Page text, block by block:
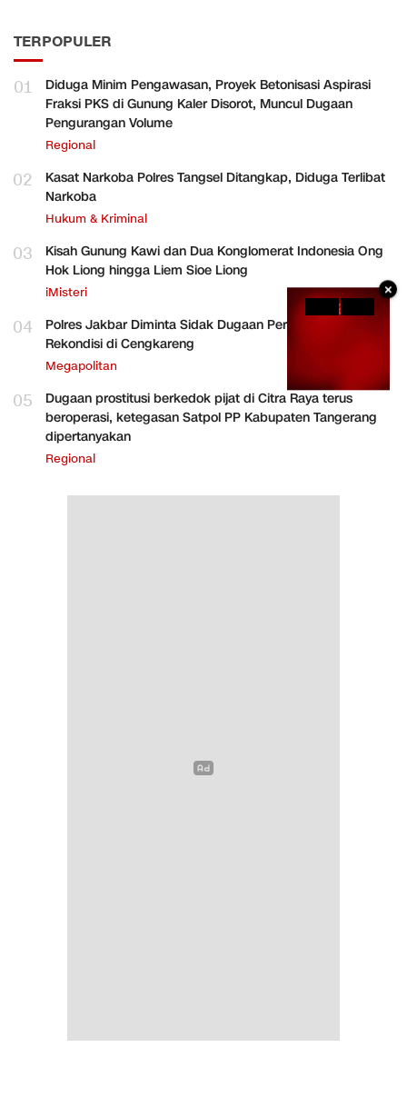
TERPOPULER
01
Diduga Minim Pengawasan, Proyek Betonisasi Aspirasi
Fraksi PKS di Gunung Kaler Disorot, Muncul Dugaan
Pengurangan Volume
Regional
02
Kasat Narkoba Polres Tangsel Ditangkap, Diduga Terlibat
Narkoba
Hukum & Kriminal
03
Kisah Gunung Kawi dan Dua Konglomerat Indonesia Ong
Hok Liong hingga Liem Sioe Liong
iMisteri
04
Polres Jakbar Diminta Sidak Dugaan Perakitan HP
Rekondisi di Cengkareng
Megapolitan
05
Dugaan prostitusi berkedok pijat di Citra Raya terus
beroperasi, ketegasan Satpol PP Kabupaten Tangerang
dipertanyakan
Regional
×